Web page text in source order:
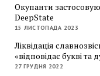
Окупанти
DeepState
15 ЛИСТОПАДА 2023
Ліквідація
«відповідає букві та
27 ГРУДНЯ 2022